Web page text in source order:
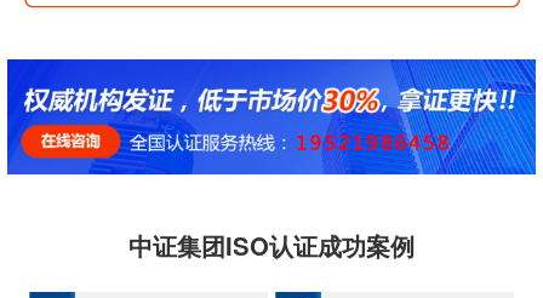
中证集团ISO认证成功案例